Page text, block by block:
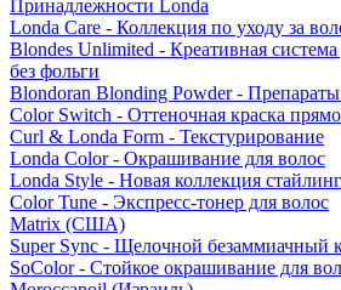
Принадлежности Londa
Londa Care - Коллекция по уходу за
Blondes Unlimited - Креативная система
без фольги
Blondoran Blonding Powder - Препараты
Color Switch - Оттеночная краска
Curl & Londa Form - Текстурирование
Londa Color - Окрашивание для волос
Londa Style - Новая коллекция
Color Tune - Экспресс-тонер для волос
Matrix (США)
Super Sync - Щелочной безаммиачный
SoColor - Стойкое окрашивание для